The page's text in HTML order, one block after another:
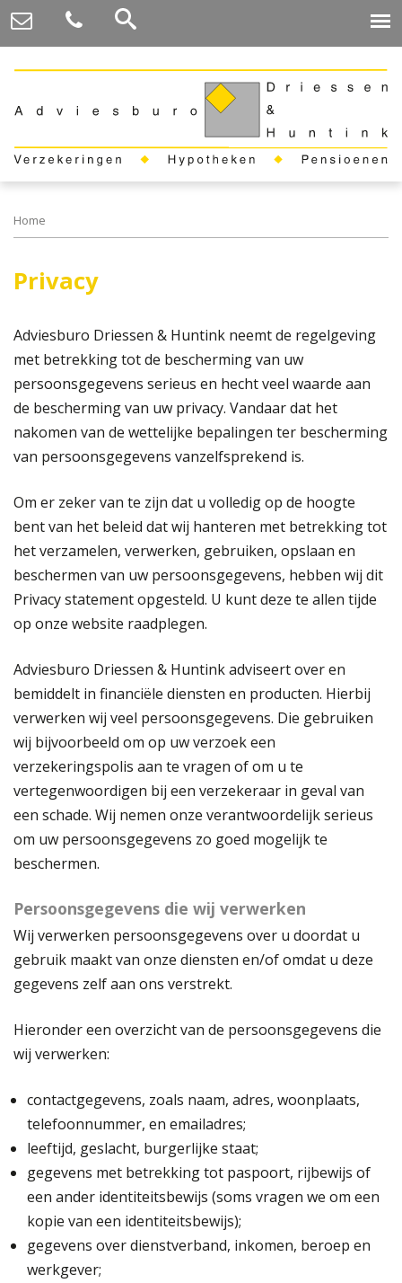
Home
Privacy
Adviesburo Driessen & Huntink neemt de regelgeving
met betrekking tot de bescherming van uw
persoonsgegevens serieus en hecht veel waarde aan
de bescherming van uw privacy. Vandaar dat het
nakomen van de wettelijke bepalingen ter bescherming
van persoonsgegevens vanzelfsprekend is.
Om er zeker van te zijn dat u volledig op de hoogte
bent van het beleid dat wij hanteren met betrekking tot
het verzamelen, verwerken, gebruiken, opslaan en
beschermen van uw persoonsgegevens, hebben wij dit
Privacy statement opgesteld. U kunt deze te allen tijde
op onze website raadplegen.
Adviesburo Driessen & Huntink adviseert over en
bemiddelt in financiële diensten en producten. Hierbij
verwerken wij veel persoonsgegevens. Die gebruiken
wij bijvoorbeeld om op uw verzoek een
verzekeringspolis aan te vragen of om u te
vertegenwoordigen bij een verzekeraar in geval van
een schade. Wij nemen onze verantwoordelijk serieus
om uw persoonsgegevens zo goed mogelijk te
beschermen.
Persoonsgegevens die wij verwerken
Wij verwerken persoonsgegevens over u doordat u
gebruik maakt van onze diensten en/of omdat u deze
gegevens zelf aan ons verstrekt.
Hieronder een overzicht van de persoonsgegevens die
wij verwerken:
contactgegevens, zoals naam, adres, woonplaats,
telefoonnummer, en emailadres;
leeftijd, geslacht, burgerlijke staat;
gegevens met betrekking tot paspoort, rijbewijs of
een ander identiteitsbewijs (soms vragen we om een
kopie van een identiteitsbewijs);
gegevens over dienstverband, inkomen, beroep en
werkgever;